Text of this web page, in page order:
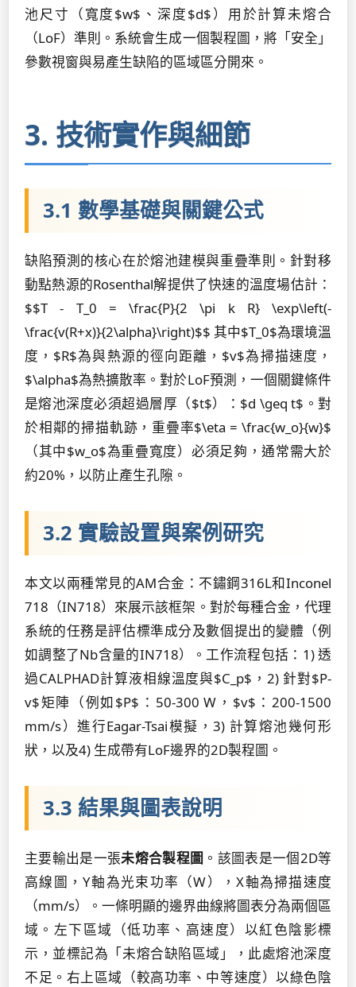
池尺寸（寬度$w$、深度$d$）用於計算未熔合
（LoF）準則。系統會生成一個製程圖，將「安全」
參數視窗與易產生缺陷的區域區分開來。
3. 技術實作與細節
3.1 數學基礎與關鍵公式
缺陷預測的核心在於熔池建模與重疊準則。針對移
動點熱源的Rosenthal解提供了快速的溫度場估計：
$$T - T_0 = \frac{P}{2 \pi k R} \exp\left(-
\frac{v(R+x)}{2\alpha}\right)$$ 其中$T_0$為環境溫
度，$R$為與熱源的徑向距離，$v$為掃描速度，
$\alpha$為熱擴散率。對於LoF預測，一個關鍵條件
是熔池深度必須超過層厚（$t$）：$d \geq t$。對
於相鄰的掃描軌跡，重疊率$\eta = \frac{w_o}{w}$
（其中$w_o$為重疊寬度）必須足夠，通常需大於
約20%，以防止產生孔隙。
3.2 實驗設置與案例研究
本文以兩種常見的AM合金：不鏽鋼316L和Inconel
718（IN718）來展示該框架。對於每種合金，代理
系統的任務是評估標準成分及數個提出的變體（例
如調整了Nb含量的IN718）。工作流程包括：1) 透
過CALPHAD計算液相線溫度與$C_p$，2) 針對$P-
v$矩陣（例如$P$：50-300 W，$v$：200-1500
mm/s）進行Eagar-Tsai模擬，3) 計算熔池幾何形
狀，以及4) 生成帶有LoF邊界的2D製程圖。
3.3 結果與圖表說明
主要輸出是一張未熔合製程圖 。該圖表是一個2D等
高線圖，Y軸為光束功率（W），X軸為掃描速度
（mm/s）。一條明顯的邊界曲線將圖表分為兩個區
域。左下區域（低功率、高速度）以紅色陰影標
示，並標記為「未熔合缺陷區域」，此處熔池深度
不足。右上區域（較高功率、中等速度）以綠色陰